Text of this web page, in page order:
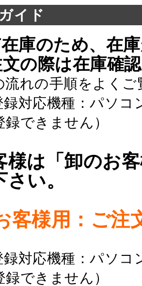
物ガイド
庫のため、在
の際は在庫確
流れの手順をよくご
録対応機種：パソ
できません）
様は「卸のお
い。
客様用：ご注
録対応機種：パソ
できません）